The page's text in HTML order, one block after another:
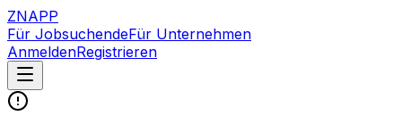
ZNAPP
Für JobsuchendeFür Unternehmen
AnmeldenRegistrieren